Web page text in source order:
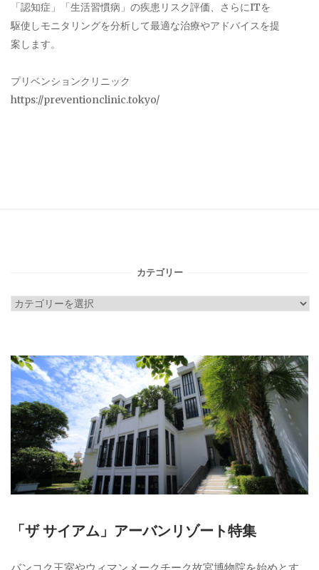
「認知症」「生活習慣病」の疾患リスク評価、さらにITを
駆使しモニタリングを分析して最適な治療やアドバイスを提
案します。
プリベンションクリニック
https://preventionclinic.tokyo/
カテゴリー
カ
リ
ー
「ザ サイアム」アーバンリゾート特集
バンコク王室やウィマンメークチーク故宮博物院を始めとす